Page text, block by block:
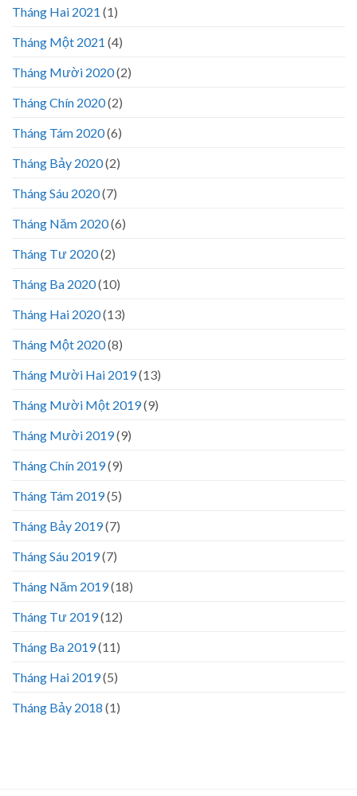
Tháng Hai 2021 (1)
Tháng Một 2021 (4)
Tháng Mười 2020(2)
Tháng Chín 2020(2)
Tháng Tám 2020(6)
Tháng Bảy 2020(2)
Tháng Sáu 2020(7)
Tháng Năm 2020(6)
Tháng Tư 2020(2)
Tháng Ba 2020(10)
Tháng Hai 2020(13)
Tháng Một 2020(8)
Tháng Mười Hai 2019(13)
Tháng Mười Một 2019(9)
Tháng Mười 2019(9)
Tháng Chín 2019(9)
Tháng Tám 2019(5)
Tháng Bảy 2019(7)
Tháng Sáu 2019(7)
Tháng Năm 2019(18)
Tháng Tư 2019(12)
Tháng Ba 2019(11)
Tháng Hai 2019(5)
Tháng Bảy 2018 (1)